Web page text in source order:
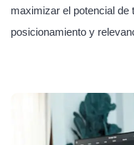
maximizar el potencial de
posicionamiento y